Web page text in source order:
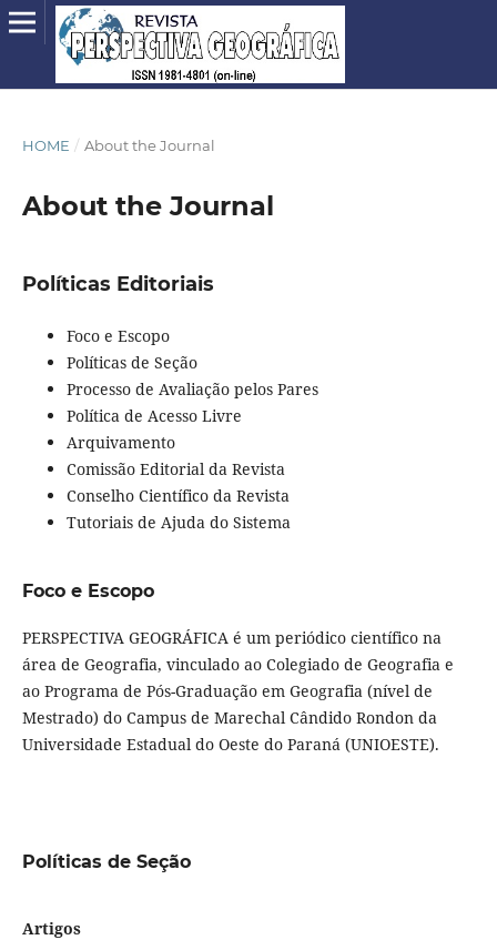
HOME / About the Journal
About the Journal
Políticas Editoriais
Foco e Escopo
Políticas de Seção
Processo de Avaliação pelos Pares
Política de Acesso Livre
Arquivamento
Comissão Editorial da Revista
Conselho Científico da Revista
Tutoriais de Ajuda do Sistema
Foco e Escopo
PERSPECTIVA GEOGRÁFICA é um periódico científico na
área de Geografia, vinculado ao Colegiado de Geografia e
ao Programa de Pós-Graduação em Geografia (nível de
Mestrado) do Campus de Marechal Cândido Rondon da
Universidade Estadual do Oeste do Paraná (UNIOESTE).
Políticas de Seção
Artigos